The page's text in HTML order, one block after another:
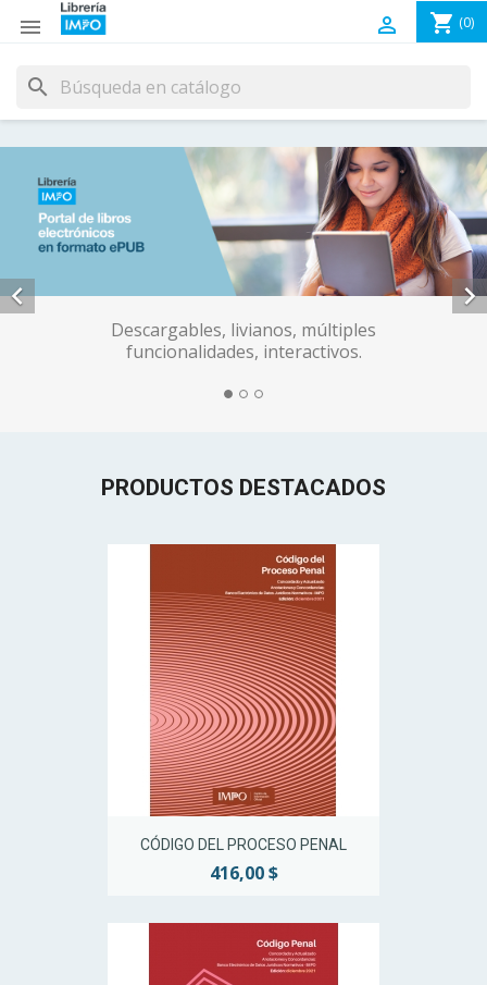
 shopping_cart (0)

search
Descargables, livianos, múltiples
funcionalidades, interactivos.
 
PRODUCTOS DESTACADOS
CÓDIGO DEL PROCESO PENAL
416,00 $